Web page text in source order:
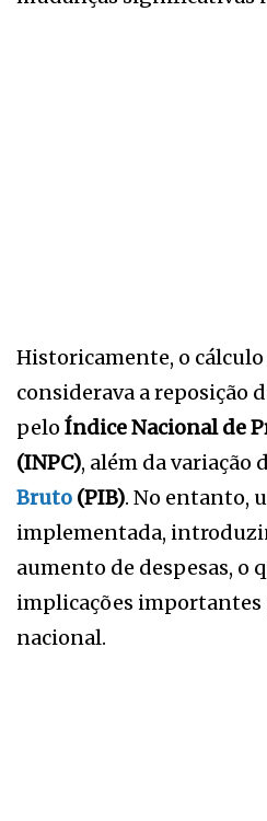
Historicamente, o
considerava a reposição
pelo Índice Nacional de
(INPC), além da variação
Bruto (PIB). No entanto,
implementada,
aumento de despesas, o
implicações importantes
nacional.